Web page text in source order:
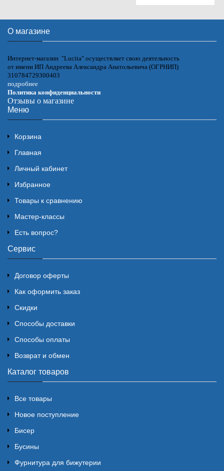
О магазине
Интернет-магазин "Lucita" осуществляет свою деятельность
от имени ИП Андреева Александра Анатольевича (ОГРНИП)
310784729300403
подробнее
Политика конфиденциальности
Отзывы о магазине
Меню
Корзина
Главная
Личный кабинет
Избранное
Товары к сравнению
Мастер-классы
Есть вопрос?
Сервис
Договор оферты
Как оформить заказ
Скидки
Способы доставки
Способы оплаты
Возврат и обмен
Каталог товаров
Все товары
Новое поступление
Бисер
Бусины
Фурнитура для бижутерии